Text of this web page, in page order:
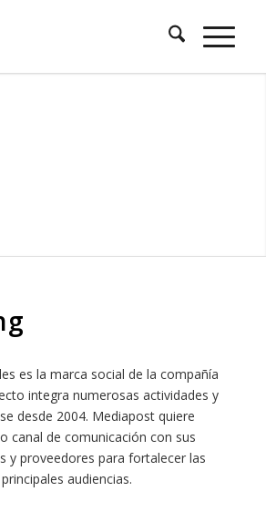
es la marca social de la compañía
integra numerosas actividades y
desde 2004. Mediapost quiere
canal de comunicación con sus
y proveedores para fortalecer las
audiencias.